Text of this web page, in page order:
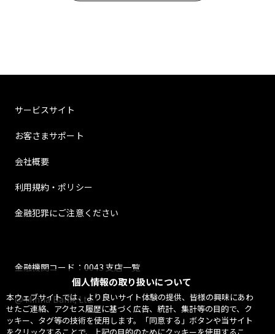
個人情報の取り扱いについて
本ウェブサイトでは、より良いサイト体験の提供、皆様の興味にあわ
せたご連絡、アクセス履歴に基づく広告、統計、集計等の目的で、ク
ッキー、タグ等の技術を使用します。「同意する」ボタンや当サイト
サービスサイト
お客さまサポート
会社概要
利用規約・ポリシー
金融犯罪にご注意ください
金融機関コード：0043 支店一覧
@ Minna Bank, Ltd.